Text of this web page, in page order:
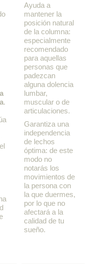
.
Ayuda a
mantener la
posición natural
de la columna:
especialmente
recomendado
para aquellas
personas que
padezcan
alguna dolencia
lumbar,
muscular o de
articulaciones.
Garantiza una
independencia
de lechos
óptima: de este
modo no
notarás los
movimientos de
la persona con
la que duermes,
por lo que no
afectará a la
calidad de tu
sueño.